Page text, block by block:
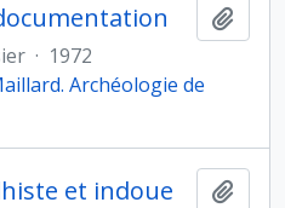
· 1972
Archéologie de
et indoue